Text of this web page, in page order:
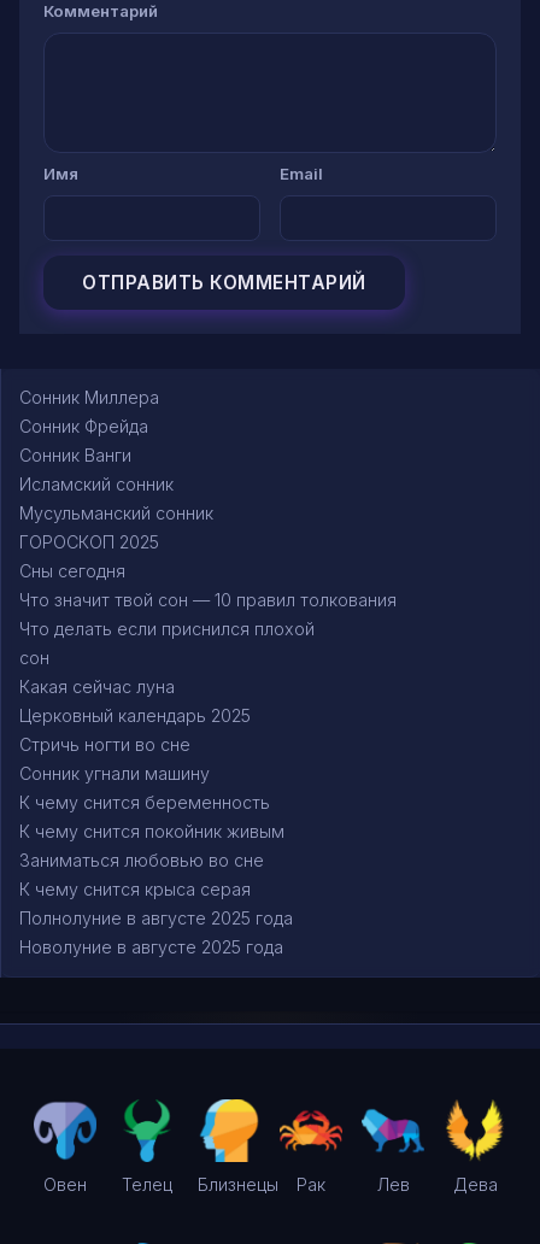
Комментарий
Имя Email
Сонник Миллера
Сонник Фрейда
Сонник Ванги
Исламский сонник
Мусульманский сонник
ГОРОСКОП 2025
Сны сегодня
Что значит твой сон — 10 правил толкования
Что делать если приснился плохой
сон
Какая сейчас луна
Церковный календарь 2025
Стричь ногти во сне
Сонник угнали машину
К чему снится беременность
К чему снится покойник живым
Заниматься любовью во сне
К чему снится крыса серая
Полнолуние в августе 2025 года
Новолуние в августе 2025 года
Овен Телец Близнецы Рак Лев Дева